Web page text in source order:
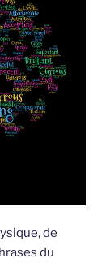
de
du